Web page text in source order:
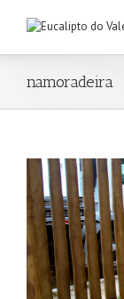
namoradeira